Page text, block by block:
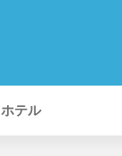
ホテル